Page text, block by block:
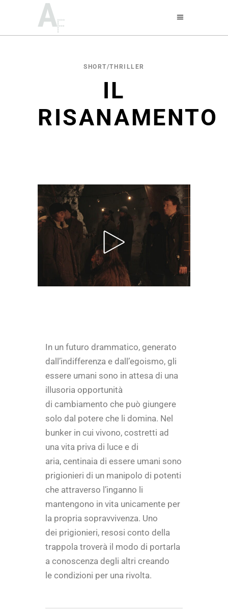
SHORT/THRILLER
IL
RISANAMENTO
In un futuro drammatico, generato
dall’indifferenza e dall’egoismo, gli
essere umani sono in attesa di una
illusoria opportunità
di cambiamento che può giungere
solo dal potere che li domina. Nel
bunker in cui vivono, costretti ad
una vita priva di luce e di
aria, centinaia di essere umani sono
prigionieri di un manipolo di potenti
che attraverso l’inganno li
mantengono in vita unicamente per
la propria sopravvivenza. Uno
dei prigionieri, resosi conto della
trappola troverà il modo di portarla
a conoscenza degli altri creando
le condizioni per una rivolta.